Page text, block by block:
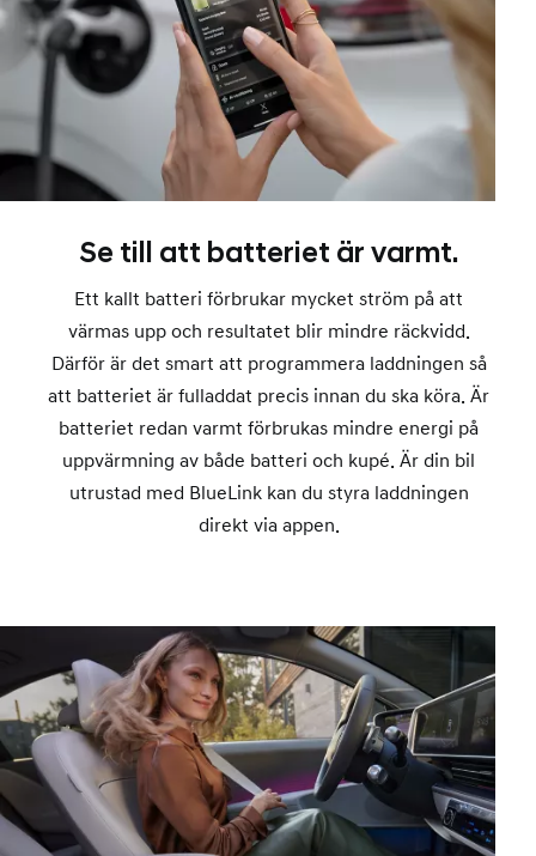
Se till att batteriet är varmt.
Ett kallt batteri förbrukar mycket ström på att
värmas upp och resultatet blir mindre räckvidd.
Därför är det smart att programmera laddningen så
att batteriet är fulladdat precis innan du ska köra. Är
batteriet redan varmt förbrukas mindre energi på
uppvärmning av både batteri och kupé. Är din bil
utrustad med BlueLink kan du styra laddningen
direkt via appen.